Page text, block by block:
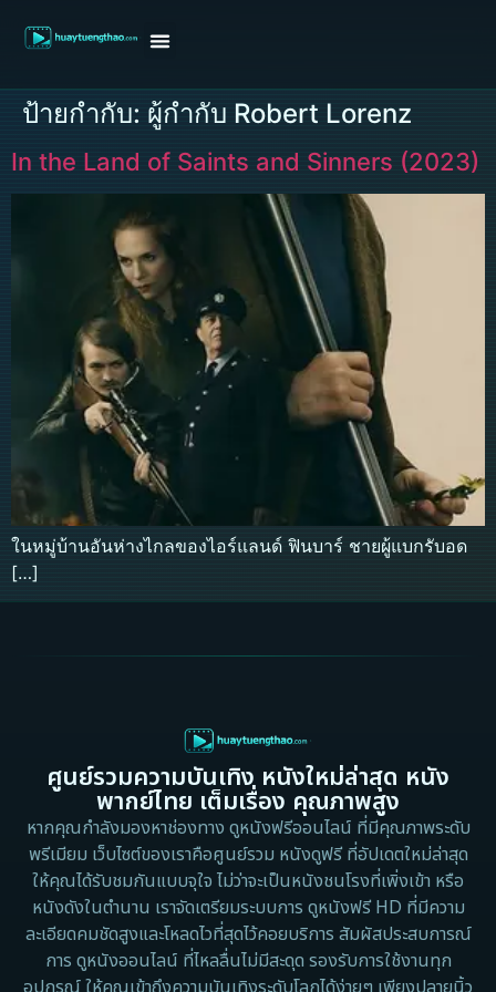
ป้ายกำกับ: ผู้กำกับ Robert Lorenz
In the Land of Saints and Sinners (2023)
ในหมู่บ้านอันห่างไกลของไอร์แลนด์ ฟินบาร์ ชายผู้แบกรับอด
[…]
ศูนย์รวมความบันเทิง หนังใหม่ล่าสุด หนัง
พากย์ไทย เต็มเรื่อง คุณภาพสูง
หากคุณกำลังมองหาช่องทาง ดูหนังฟรีออนไลน์ ที่มีคุณภาพระดับ
พรีเมียม เว็บไซต์ของเราคือศูนย์รวม หนังดูฟรี ที่อัปเดตใหม่ล่าสุด
ให้คุณได้รับชมกันแบบจุใจ ไม่ว่าจะเป็นหนังชนโรงที่เพิ่งเข้า หรือ
หนังดังในตำนาน เราจัดเตรียมระบบการ ดูหนังฟรี HD ที่มีความ
ละเอียดคมชัดสูงและโหลดไวที่สุดไว้คอยบริการ สัมผัสประสบการณ์
การ ดูหนังออนไลน์ ที่ไหลลื่นไม่มีสะดุด รองรับการใช้งานทุก